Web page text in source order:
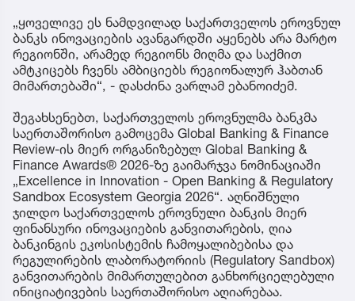
„ყოველივე ეს ნამდვილად საქართველოს ეროვნულ
ბანკს ინოვაციების ავანგარდში აყენებს არა მარტო
რეგიონში, არამედ რეგიონს მიღმა და საქმით
ამტკიცებს ჩვენს ამბიციებს რეგიონალურ ჰაბთან
მიმართებაში“, - დასძინა ვარლამ ებანოიძემ.
შეგახსენებთ, საქართველოს ეროვნულმა ბანკმა
საერთაშორისო გამოცემა Global Banking & Finance
Review-ის მიერ ორგანიზებულ Global Banking &
Finance Awards® 2026-ზე გაიმარჯვა ნომინაციაში
„Excellence in Innovation - Open Banking & Regulatory
Sandbox Ecosystem Georgia 2026“. აღნიშნული
ჯილდო საქართველოს ეროვნული ბანკის მიერ
ფინანსური ინოვაციების განვითარების, ღია
ბანკინგის ეკოსისტემის ჩამოყალიბებისა და
რეგულირების ლაბორატორიის (Regulatory Sandbox)
განვითარების მიმართულებით განხორციელებული
ინიციატივების საერთაშორისო აღიარებაა.